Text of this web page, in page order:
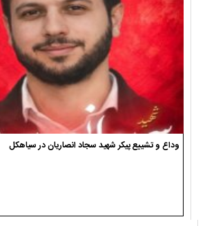
وداع و تشییع پیکر شهید سجاد انصاریان در سیاهکل